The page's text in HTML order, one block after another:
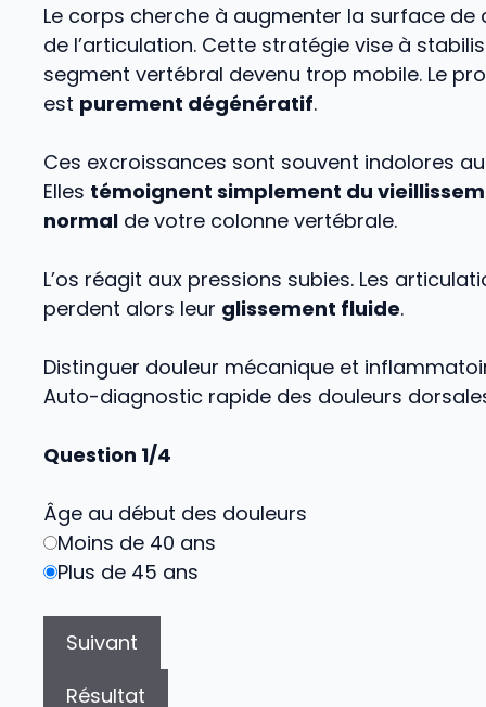
Le corps cherche à augmenter la surface de
de l’articulation. Cette stratégie vise à
segment vertébral devenu trop mobile. Le
est purement dégénératif.
Ces excroissances sont souvent indolores
Elles témoignent simplement du
normal de votre colonne vertébrale.
L’os réagit aux pressions subies. Les
perdent alors leur glissement fluide.
Distinguer douleur mécanique et
Auto-diagnostic rapide des douleurs
Question 1/4
Âge au début des douleurs
Moins de 40 ans
Plus de 45 ans
Suivant
Résultat